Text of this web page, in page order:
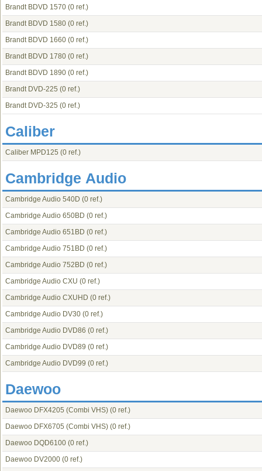
Brandt BDVD 1570 (0 ref.)
Brandt BDVD 1580 (0 ref.)
Brandt BDVD 1660 (0 ref.)
Brandt BDVD 1780 (0 ref.)
Brandt BDVD 1890 (0 ref.)
Brandt DVD-225 (0 ref.)
Brandt DVD-325 (0 ref.)
Caliber
Caliber MPD125 (0 ref.)
Cambridge Audio
Cambridge Audio 540D (0 ref.)
Cambridge Audio 650BD (0 ref.)
Cambridge Audio 651BD (0 ref.)
Cambridge Audio 751BD (0 ref.)
Cambridge Audio 752BD (0 ref.)
Cambridge Audio CXU (0 ref.)
Cambridge Audio CXUHD (0 ref.)
Cambridge Audio DV30 (0 ref.)
Cambridge Audio DVD86 (0 ref.)
Cambridge Audio DVD89 (0 ref.)
Cambridge Audio DVD99 (0 ref.)
Daewoo
Daewoo DFX4205 (Combi VHS) (0 ref.)
Daewoo DFX6705 (Combi VHS) (0 ref.)
Daewoo DQD6100 (0 ref.)
Daewoo DV2000 (0 ref.)